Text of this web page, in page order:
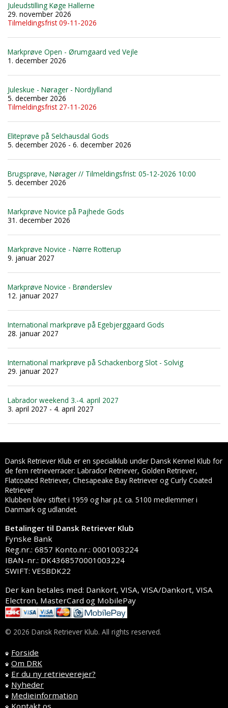
Juleudstilling Køge Hallerne
29. november 2026
Tilmeldingsfrist 09-11-2026
Markprøve Open - Ørumgaard ved Vejle
1. december 2026
Juleskue - Nørager - Nordjylland
5. december 2026
Tilmeldingsfrist 27-11-2026
Eliteprøve på Selchausdal Gods
5. december 2026 - 6. december 2026
Brugsprøve, Nørager // Tilmeldingsfrist: 05-12-2026 10:00
5. december 2026
Markprøve Novice på Pajhede Gods
31. december 2026
Markprøve Novice - Nørre Rotterup
9. januar 2027
Markprøve Novice - Brønderslev
12. januar 2027
International markprøve på Egebjerggaard Gods
28. januar 2027
International markprøve på Schackenborg Slot - Solvig
29. januar 2027
Labrador weekend 3.-4. april 2027
3. april 2027 - 4. april 2027
Dansk Retriever Klub er en specialklub under Dansk Kennel Klub for
de fem retrieverracer: Labrador Retriever, Golden Retriever,
Flatcoated Retriever, Chesapeake Bay Retriever og Curly Coated
Retriever
Klubben blev stiftet i 1959 og har p.t. ca. 5100 medlemmer i
Danmark og udlandet.
Betalinger til Dansk Retriever Klub
Fynske Bank
Reg.nr.: 6857 Konto.nr.: 0001003224
IBAN-nr.: DK4368570001003224
SWIFT: VESBDK22
Der kan betales med: Dankort, VISA, VISA/Dankort, VISA
Electron, MasterCard og MobilePay
© 2026 Dansk Retriever Klub. All rights reserved.
Forside
Om DRK
Er du ny retrieverejer?
Nyheder
Medieinformation
Kontakt os